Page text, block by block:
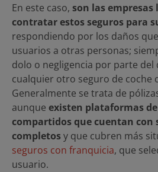
En este caso, son las empresas
contratar estos seguros para
respondiendo por los daños
usuarios a otras personas;
dolo o negligencia por parte del
cualquier otro seguro de coche
Generalmente se trata de
aunque existen plataformas
compartidos que cuentan con
completosy que cubren más
seguros con franquicia, que
usuario.